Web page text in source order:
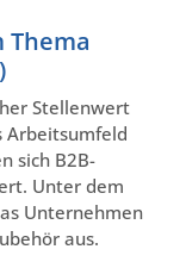
Thema
Stellenwert
Arbeitsumfeld
sich B2B-
Unter dem
Unternehmen
aus.